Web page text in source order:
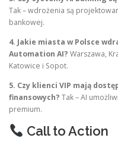
Tak – wdrożenia są
bankowej.
4. Jakie miasta w Polsce
Automation AI? Warszawa,
Katowice i Sopot.
5. Czy klienci VIP mają
finansowych? Tak – AI
premium.
Call to Action